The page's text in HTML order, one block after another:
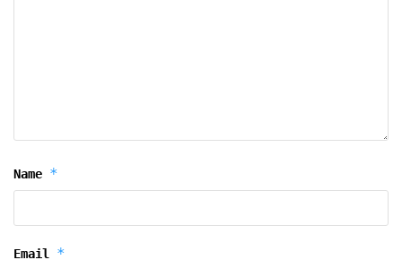
Name *
Email *